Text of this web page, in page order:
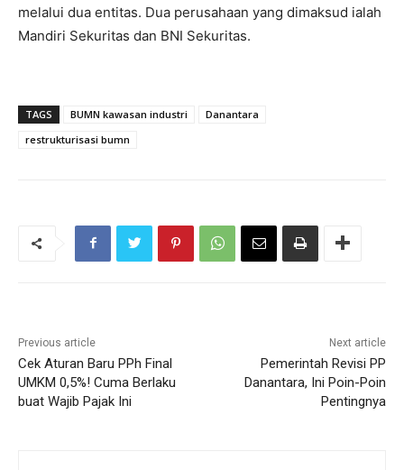
melalui dua entitas. Dua perusahaan yang dimaksud ialah
Mandiri Sekuritas dan BNI Sekuritas.
TAGS BUMN kawasan industri
Danantara
restrukturisasi bumn
Previous article
Cek Aturan Baru PPh Final
UMKM 0,5%! Cuma Berlaku
buat Wajib Pajak Ini
Next article
Pemerintah Revisi PP
Danantara, Ini Poin-Poin
Pentingnya